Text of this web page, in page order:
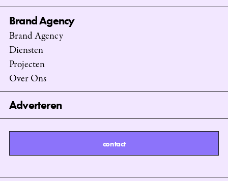
Brand Agency
Brand Agency
Diensten
Projecten
Over Ons
Adverteren
contact
contact